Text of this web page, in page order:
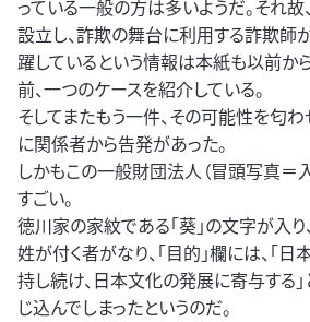
っている一般の方は多いようだ。それ
設立し、詐欺の舞台に利用する詐欺師
躍しているという情報は本紙も以前か
前、一つのケースを紹介している。
そしてまたもう一件、その可能性を匂
に関係者から告発があった。
しかもこの一般財団法人（冒頭写真＝
すごい。
徳川家の家紋である「葵」の文字が入り
姓が付く者がなり、「目的」欄には、「
持し続け、日本文化の発展に寄与する」
じ込んでしまったというのだ。